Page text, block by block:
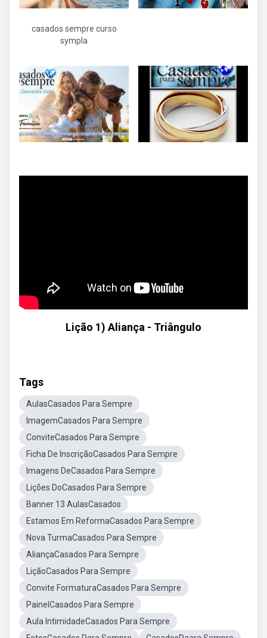
casados sempre curso
sympla
Lição 1) Aliança - Triângulo
Tags
AulasCasados Para Sempre
ImagemCasados Para Sempre
ConviteCasados Para Sempre
Ficha De InscriçãoCasados Para Sempre
Imagens DeCasados Para Sempre
Lições DoCasados Para Sempre
Banner 13 AulasCasados
Estamos Em ReformaCasados Para Sempre
Nova TurmaCasados Para Sempre
AliançaCasados Para Sempre
LiçãoCasados Para Sempre
Convite FormaturaCasados Para Sempre
PainelCasados Para Sempre
Aula IntimidadeCasados Para Sempre